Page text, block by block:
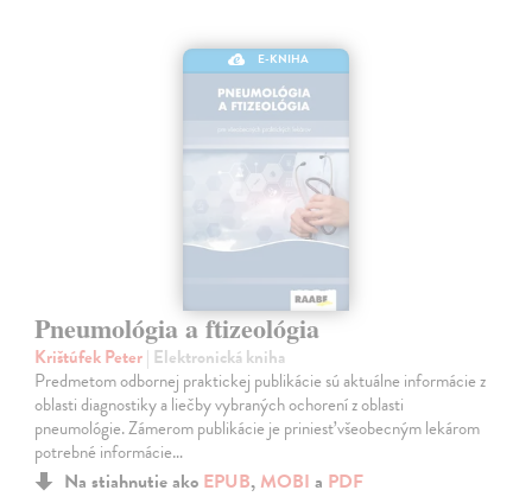
E-KNIHA
Pneumológia a ftizeológia
Krištúfek Peter| Elektronická kniha
Predmetom odbornej praktickej publikácie sú aktuálne informácie z
oblasti diagnostiky a liečby vybraných ochorení z oblasti
pneumológie. Zámerom publikácie je priniesť všeobecným lekárom
potrebné informácie…
Na stiahnutie ako EPUB, MOBI a PDF